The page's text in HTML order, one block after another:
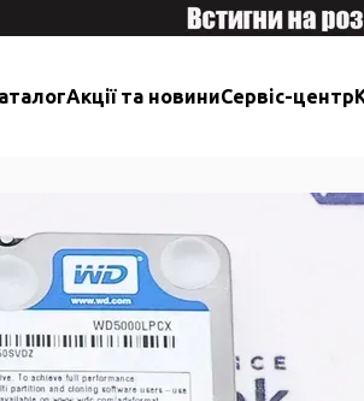
Акції та новиниСервіс-центр